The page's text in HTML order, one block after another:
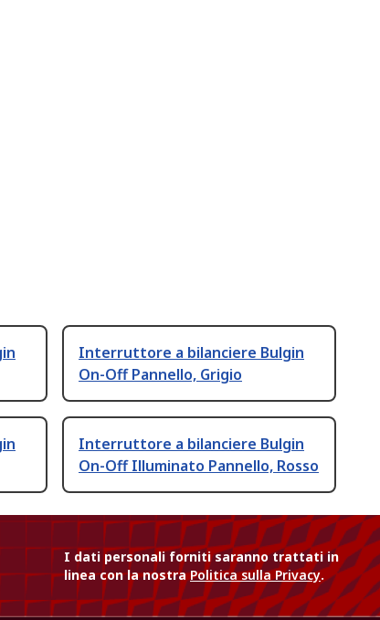
Interruttore a bilanciere Bulgin
On-Off Pannello, Grigio
Interruttore a bilanciere Bulgin
On-Off Illuminato Pannello, Rosso
I dati personali forniti saranno trattati in
linea con la nostraPolitica sulla Privacy.